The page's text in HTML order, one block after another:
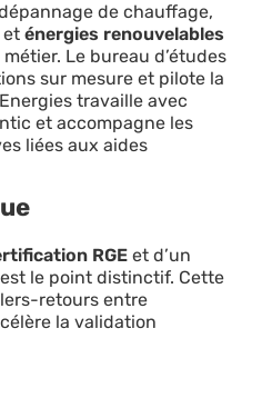
de chauffage,
et énergies renouvelables
Le bureau d’études
sur mesure et pilote la
travaille avec
et accompagne les
liées aux aides
RGEet d’un
le point distinctif. Cette
retours entre
la validation